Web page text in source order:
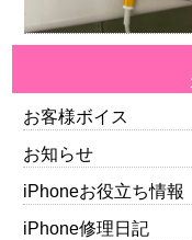
お客様ボイス
お知らせ
iPhoneお役立ち情報
iPhone修理日記